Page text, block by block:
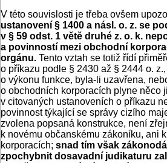
V této souvislosti je třeba ovšem
ustanovení § 1400 a násl. o. z. se
v § 59 odst. 1 větě druhé z. o. k.
a povinností mezi obchodní
orgánu. Tento vztah se totiž řídí
o příkazu podle § 2430 až § 2444 o.
o výkonu funkce, byla-li uzavřena,
o obchodních korporacích plyne něco
v citovaných ustanoveních o příkazu
povinnost týkající se správy cizího
zvolena popsaná konstrukce, není
k novému občanskému zákoníku, ani
korporacích; snad tím však
zpochybnit dosavadní judikaturu